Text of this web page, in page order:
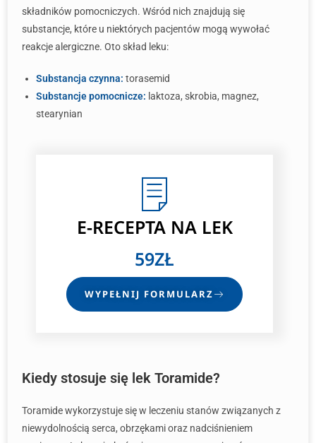
składników pomocniczych. Wśród nich znajdują się
substancje, które u niektórych pacjentów mogą wywołać
reakcje alergiczne. Oto skład leku:
Substancja czynna: torasemid
Substancje pomocnicze: laktoza, skrobia, magnez,
stearynian
E-RECEPTANA LEK
59ZŁ
WYPEŁNIJ FORMULARZ
Kiedy stosuje się lek Toramide?
Toramide wykorzystuje się w leczeniu stanów związanych z
niewydolnością serca, obrzękami oraz nadciśnieniem